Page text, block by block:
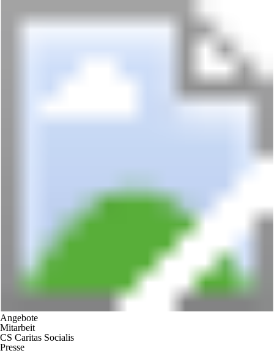
Angebote
Mitarbeit
CS Caritas Socialis
Presse